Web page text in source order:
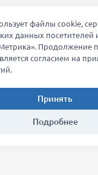
Мы в социальных
© "Молти" - оптовый
info@molti-shop.ru
файлы cookie,
данных посетителей
Продолжение
согласием на
Принять
Подробнее